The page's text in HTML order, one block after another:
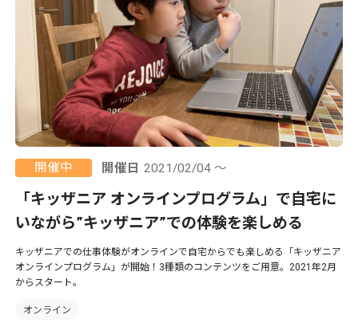
開催中 開催日 2021/02/04 ～
「キッザニア オンラインプログラム」で自宅に
いながら”キッザニア”での体験を楽しめる
キッザニアでの仕事体験がオンラインで自宅からでも楽しめる「キッザニア
オンラインプログラム」が開始！3種類のコンテンツをご用意。2021年2月
からスタート。
オンライン